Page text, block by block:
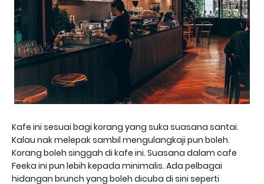
Kafe ini sesuai bagi korang yang suka suasana santai.
Kalau nak melepak sambil mengulangkaji pun boleh.
Korang boleh singgah di kafe ini. Suasana dalam cafe
Feeka ini pun lebih kepada minimalis. Ada pelbagai
hidangan brunch yang boleh dicuba di sini seperti